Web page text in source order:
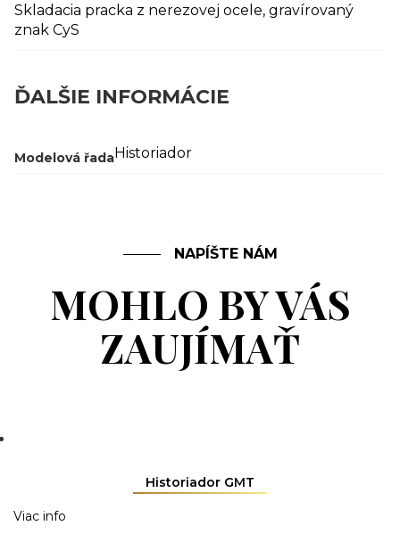
Skladacia pracka z nerezovej ocele, gravírovaný
znak CyS
ĎALŠIE INFORMÁCIE
Modelová řadaHistoriador
NAPÍŠTE NÁM
MOHLO BY VÁS
ZAUJÍMAŤ
Historiador GMT
Viac info